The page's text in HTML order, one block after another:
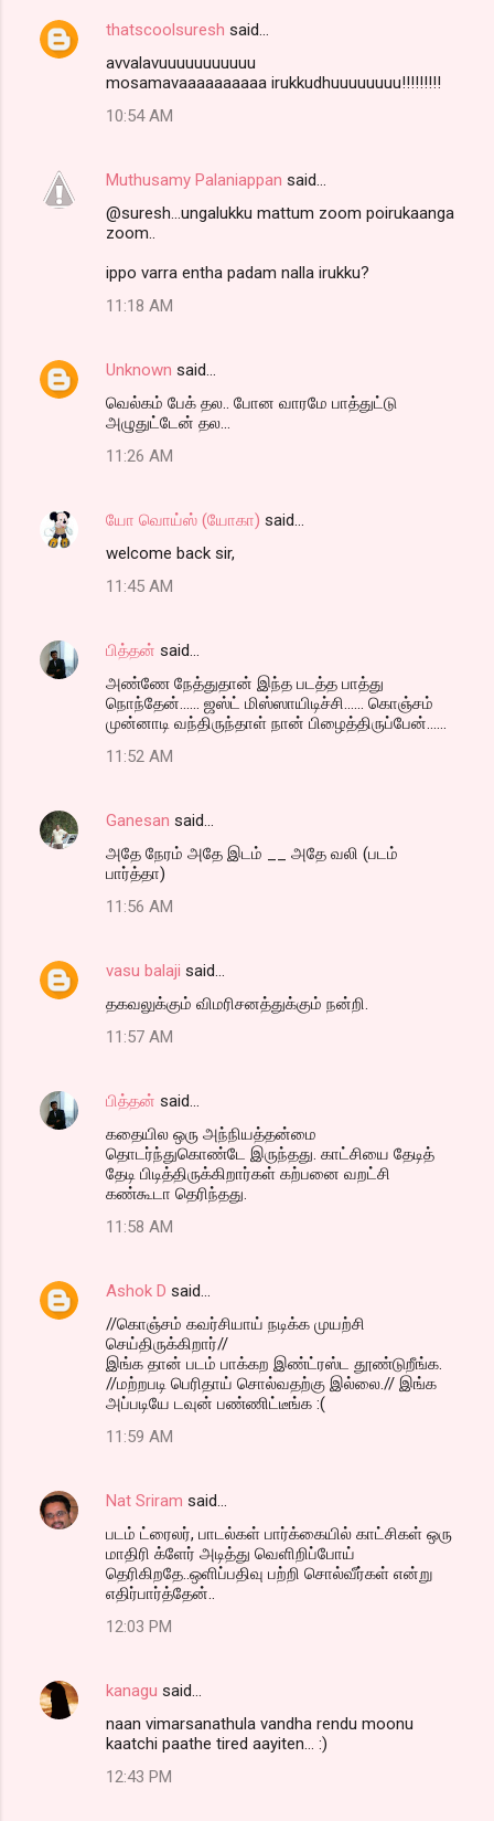
thatscoolsuresh said…
avvalavuuuuuuuuuuu
mosamavaaaaaaaaaa irukkudhuuuuuuuu!!!!!!!!!
10:54 AM
Muthusamy Palaniappan said…
@suresh...ungalukku mattum zoom poirukaanga
zoom..
ippo varra entha padam nalla irukku?
11:18 AM
Unknown said…
வெல்கம் பேக் தல.. போன வாரமே பாத்துட்டு
அழுதுட்டேன் தல...
11:26 AM
யோ வொய்ஸ் (யோகா) said…
welcome back sir,
11:45 AM
பித்தன் said…
அண்ணே நேத்துதான் இந்த படத்த பாத்து
நொந்தேன்...... ஜஸ்ட் மிஸ்ஸாயிடிச்சி...... கொஞ்சம்
முன்னாடி வந்திருந்தாள் நான் பிழைத்திருப்பேன்......
11:52 AM
Ganesan said…
அதே நேர‌ம் அதே இட‌ம்‍‍‍‍‍‍‍‍‍‍‍ ‍‍__ அதே வ‌லி (ப‌ட‌ம்
பார்த்தா)
11:56 AM
vasu balaji said…
தகவலுக்கும் விமரிசனத்துக்கும் நன்றி.
11:57 AM
பித்தன் said…
கதையில ஒரு அந்நியத்தன்மை
தொடர்ந்துகொண்டே இருந்தது. காட்சியை தேடித்
தேடி பிடித்திருக்கிறார்கள் கற்பனை வறட்சி
கண்கூடா தெரிந்தது.
11:58 AM
Ashok D said…
//கொஞ்சம் கவர்சியாய் நடிக்க முயற்சி
செய்திருக்கிறார்//
இங்க தான் படம் பாக்கற இண்ட்ரஸ்ட தூண்டுறீங்க.
//மற்றபடி பெரிதாய் சொல்வதற்கு இல்லை.// இங்க
அப்படியே டவுன் பண்ணிட்டீங்க :(
11:59 AM
Nat Sriram said…
படம் ட்ரைலர், பாடல்கள் பார்க்கையில் காட்சிகள் ஒரு
மாதிரி க்ளேர் அடித்து வெளிறிப்போய்
தெரிகிறதே..ஒளிப்பதிவு பற்றி சொல்வீர்கள் என்று
எதிர்பார்த்தேன்..
12:03 PM
kanagu said…
naan vimarsanathula vandha rendu moonu
kaatchi paathe tired aayiten... :)
12:43 PM